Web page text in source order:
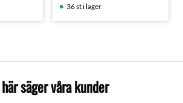
36 st i lager
säger våra kunder